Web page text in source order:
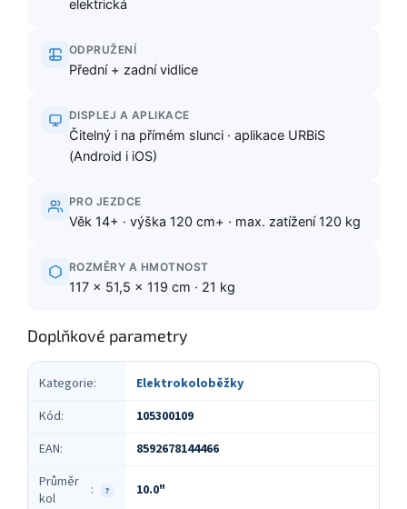
elektrická
ODPRUŽENÍ
Přední + zadní vidlice
DISPLEJ A APLIKACE
Čitelný i na přímém slunci · aplikace URBiS
(Android i iOS)
PRO JEZDCE
Věk 14+ · výška 120 cm+ · max. zatížení 120 kg
ROZMĚRY A HMOTNOST
117 × 51,5 × 119 cm · 21 kg
Doplňkové parametry
Kategorie:
Elektrokoloběžky
Kód:
105300109
EAN: 8592678144466
?
Průměr
kol
: 10.0"